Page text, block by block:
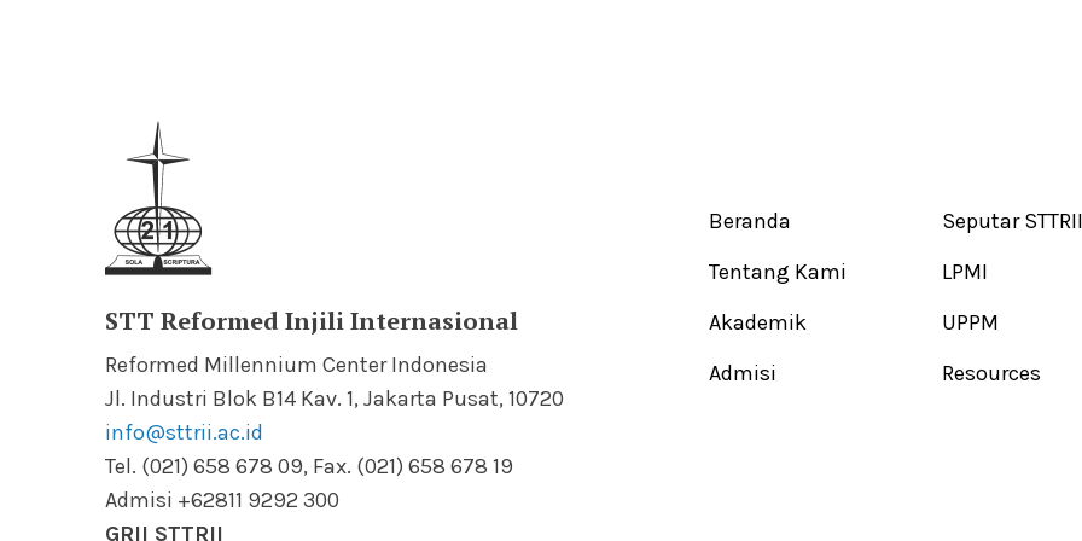
STT Reformed Injili Internasional
Reformed Millennium Center Indonesia
Jl. Industri Blok B14 Kav. 1, Jakarta Pusat, 10720
info@sttrii.ac.id
Tel. (021) 658 678 09, Fax. (021) 658 678 19
Admisi +62811 9292 300
GRII STTRII
Beranda
Tentang Kami
Akademik
Admisi
Seputar STTRII
LPMI
UPPM
Resources